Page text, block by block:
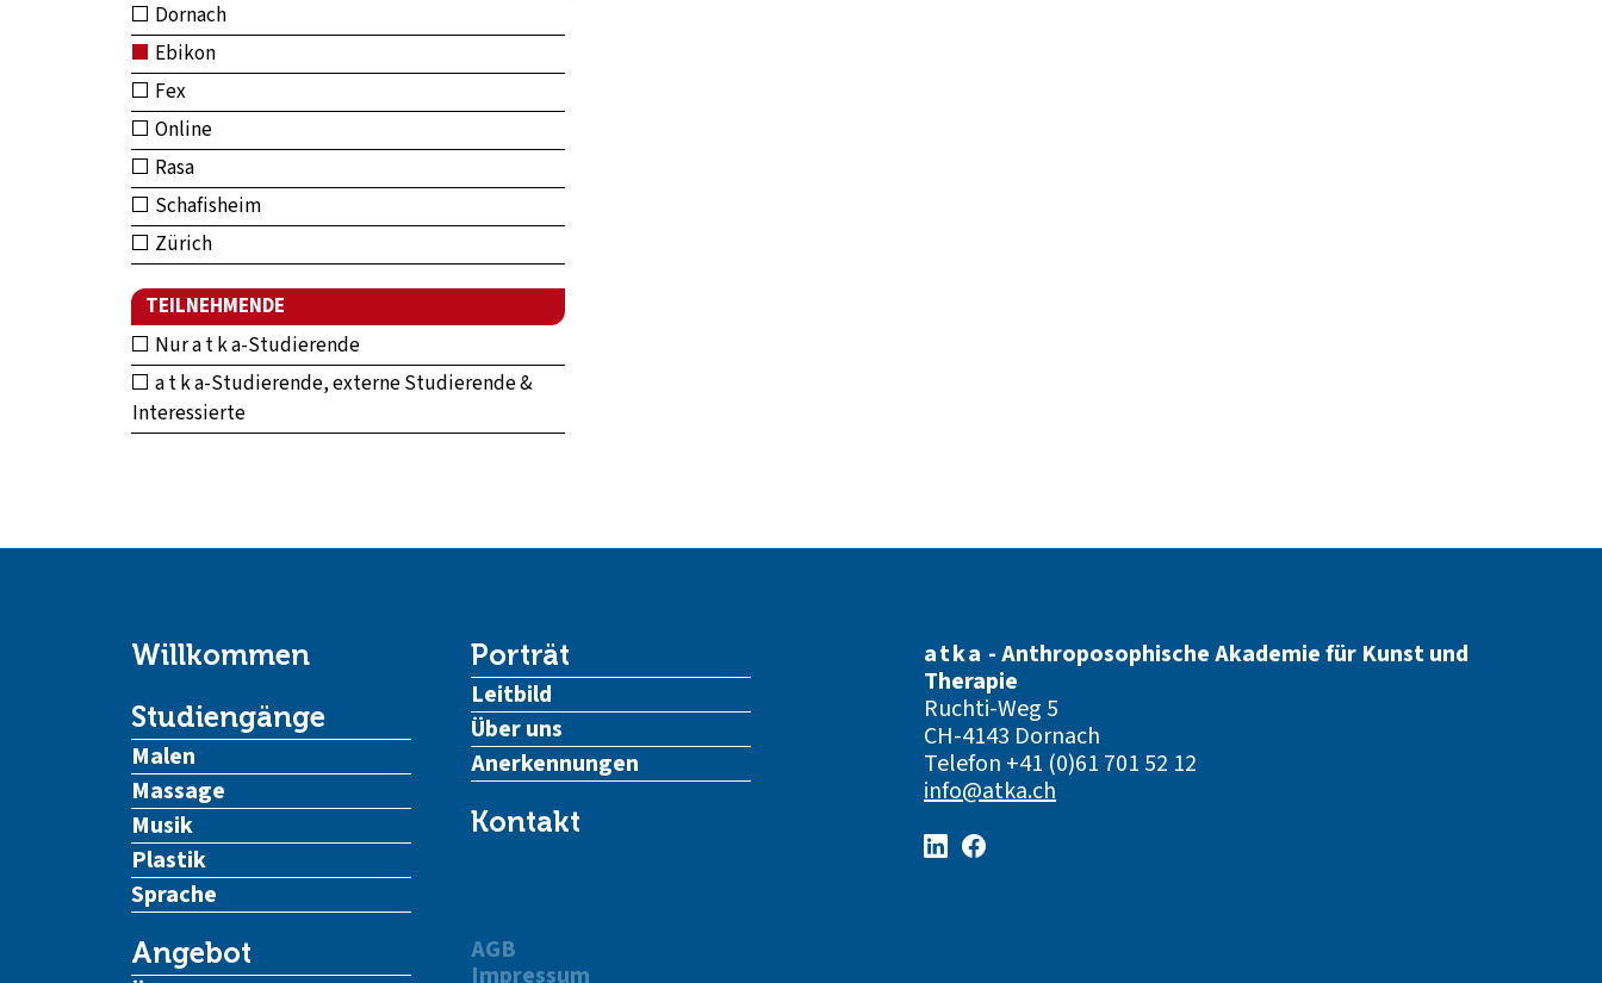
Dornach
Ebikon
Fex
Online
Rasa
Schafisheim
Zürich
TEILNEHMENDE
Nur a t k a-Studierende
a t k a-Studierende, externe Studierende &
Interessierte
Willkommen
Studiengänge
Malen
Massage
Musik
Plastik
Sprache
Angebot
Porträt
Leitbild
Über uns
Anerkennungen
Kontakt
AGB
Impressum
atka - Anthroposophische Akademie für Kunst und
Therapie
Ruchti-Weg 5
CH-4143 Dornach
Telefon +41 (0)61 701 52 12
info@atka.ch